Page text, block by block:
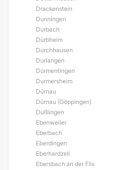
Drackenstein
Dunningen
Durbach
Dürbheim
Durchhausen
Durlangen
Dürmentingen
Durmersheim
Dürnau
Dürnau (Göppingen)
Dußlingen
Ebenweiler
Eberbach
Eberdingen
Eberhardzell
Ebersbach an der Fils